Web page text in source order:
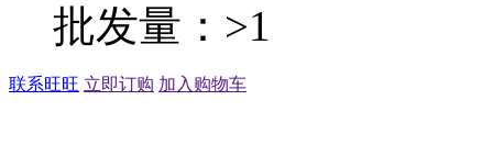
批发量：>1
联系旺旺 立即订购 加入购物车